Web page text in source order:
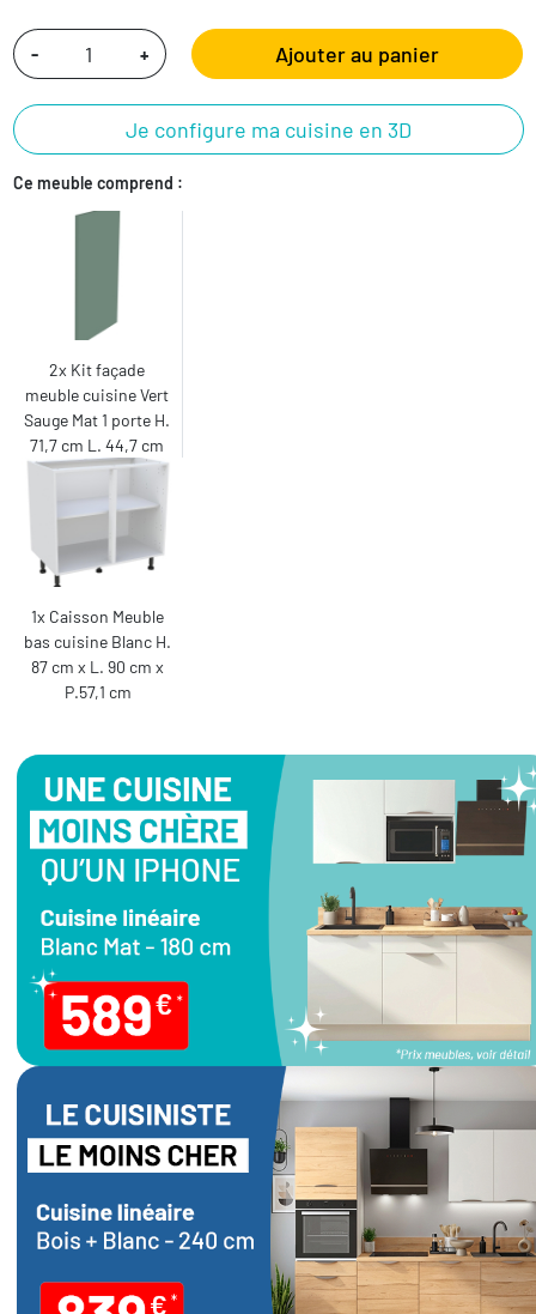
- + Ajouter au panier
Je configure ma cuisine en 3D
Ce meuble comprend :
2x Kit façade
meuble cuisine Vert
Sauge Mat 1 porte H.
71,7 cm L. 44,7 cm
1x Caisson Meuble
bas cuisine Blanc H.
87 cm x L. 90 cm x
P.57,1 cm